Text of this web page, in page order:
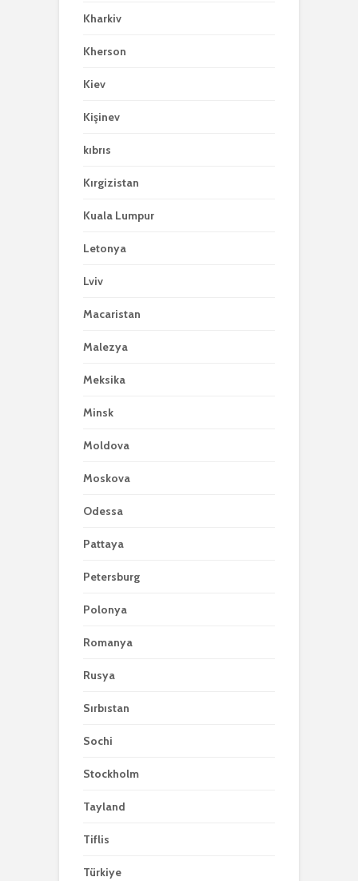
Kharkiv
Kherson
Kiev
Kişinev
kıbrıs
Kırgizistan
Kuala Lumpur
Letonya
Lviv
Macaristan
Malezya
Meksika
Minsk
Moldova
Moskova
Odessa
Pattaya
Petersburg
Polonya
Romanya
Rusya
Sırbıstan
Sochi
Stockholm
Tayland
Tiflis
Türkiye